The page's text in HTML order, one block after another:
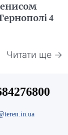
4
Читати ще →